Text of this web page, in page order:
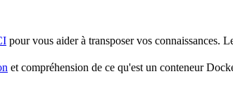
pour vous aider à transposer vos connaissances.
et compréhension de ce qu'est un conteneur